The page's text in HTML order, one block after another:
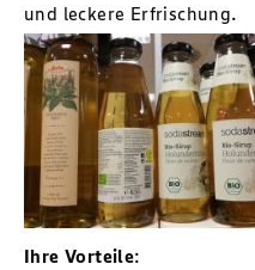
und leckere Erfrischung.
Ihre Vorteile: